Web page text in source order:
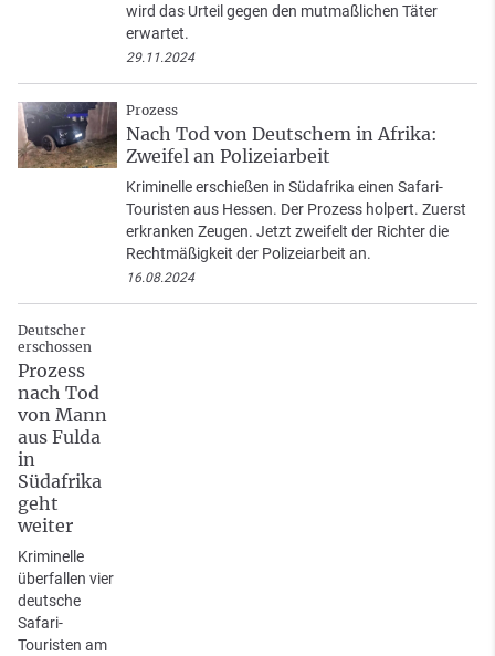
wird das Urteil gegen den mutmaßlichen Täter
erwartet.
29.11.2024
Prozess
Nach Tod von Deutschem in Afrika:
Zweifel an Polizeiarbeit
Kriminelle erschießen in Südafrika einen Safari-
Touristen aus Hessen. Der Prozess holpert. Zuerst
erkranken Zeugen. Jetzt zweifelt der Richter die
Rechtmäßigkeit der Polizeiarbeit an.
16.08.2024
Deutscher
erschossen
Prozess
nach Tod
von Mann
aus Fulda
in
Südafrika
geht
weiter
Kriminelle
überfallen vier
deutsche
Safari-
Touristen am